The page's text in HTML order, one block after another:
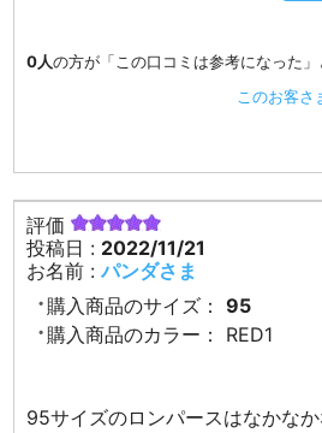
0人の方が「この口コミは参考になった」
このお客
評価
投稿日 : 2022/11/21
お名前 :パンダさま
購入商品のサイズ：
95
購入商品のカラー：
RED1
95サイズのロンパースはなかな